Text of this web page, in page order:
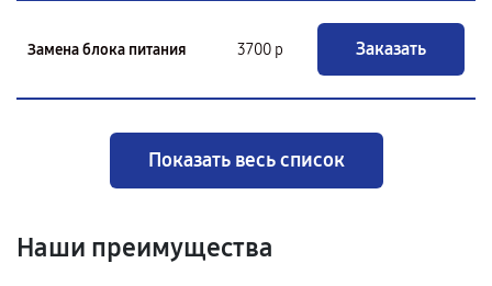
Замена блока питания 3700 р Заказать
Показать весь список
Наши преимущества